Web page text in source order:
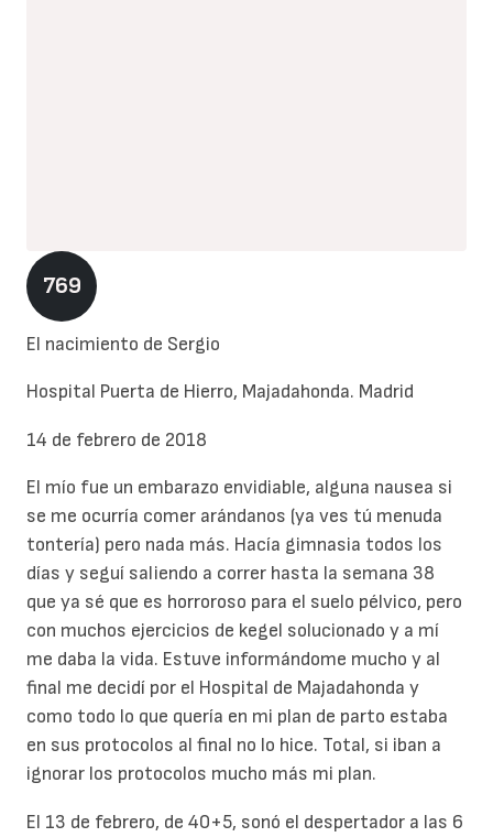
769
El nacimiento de Sergio
Hospital Puerta de Hierro, Majadahonda. Madrid
14 de febrero de 2018
El mío fue un embarazo envidiable, alguna nausea si
se me ocurría comer arándanos (ya ves tú menuda
tontería) pero nada más. Hacía gimnasia todos los
días y seguí saliendo a correr hasta la semana 38
que ya sé que es horroroso para el suelo pélvico, pero
con muchos ejercicios de kegel solucionado y a mí
me daba la vida. Estuve informándome mucho y al
final me decidí por el Hospital de Majadahonda y
como todo lo que quería en mi plan de parto estaba
en sus protocolos al final no lo hice. Total, si iban a
ignorar los protocolos mucho más mi plan.
El 13 de febrero, de 40+5, sonó el despertador a las 6